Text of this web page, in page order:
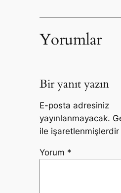
Yorumlar
Bir yanıt yazın
E-posta adresiniz
yayınlanmayacak.
ile işaretlenmişlerdir
Yorum *